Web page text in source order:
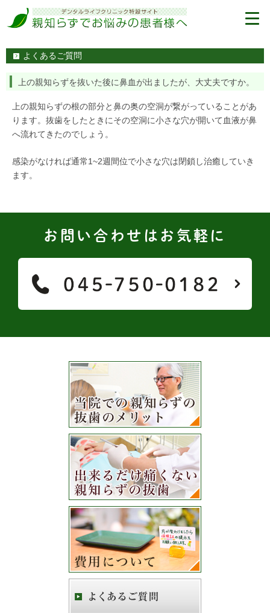
よくあるご質問
上の親知らずを抜いた後に鼻血が出ましたが、大丈夫ですか。
上の親知らずの根の部分と鼻の奥の空洞が繋がっていることがあ
ります。抜歯をしたときにその空洞に小さな穴が開いて血液が鼻
へ流れてきたのでしょう。
感染がなければ通常1~2週間位で小さな穴は閉鎖し治癒していき
ます。
お問い合わせはお気軽に